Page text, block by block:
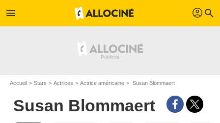
menu profil search
Accueil Stars Actrices Actrice américaine Susan Blommaert
Susan Blommaert